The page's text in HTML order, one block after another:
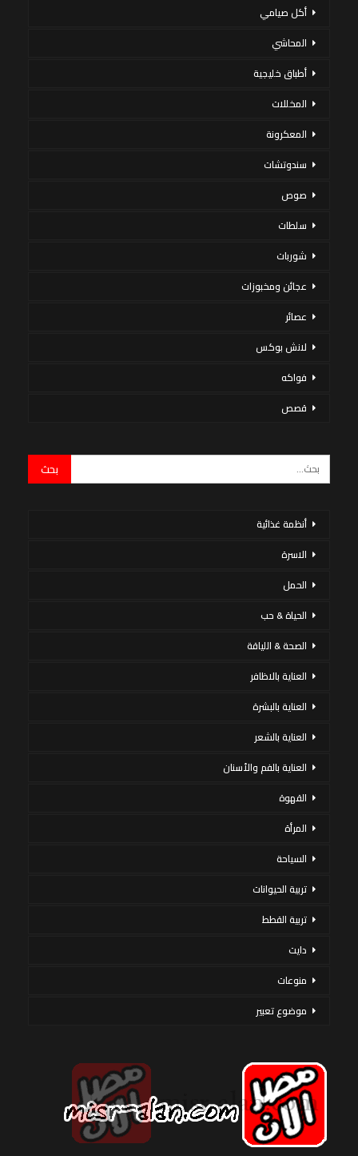
أكل صيامي
المحاشي
أطباق خليجية
المخللات
المعكرونة
سندوتشات
صوص
سلطات
شوربات
عجائن ومخبوزات
عصائر
لانش بوكس
فواكه
قصص
أنظمة غذائية
الاسرة
الحمل
الحياة & حب
الصحة & اللياقة
العناية بالاظافر
العناية بالبشرة
العناية بالشعر
العناية بالفم والأسنان
القهوة
المرأة
السياحة
تربية الحيوانات
تربية القطط
دايت
منوعات
موضوع تعبير